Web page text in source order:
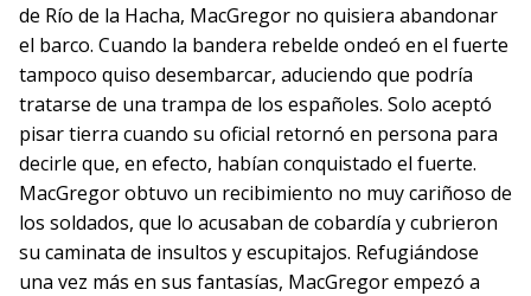
de Río de la Hacha, MacGregor no quisiera abandonar
el barco. Cuando la bandera rebelde ondeó en el fuerte
tampoco quiso desembarcar, aduciendo que podría
tratarse de una trampa de los españoles. Solo aceptó
pisar tierra cuando su oficial retornó en persona para
decirle que, en efecto, habían conquistado el fuerte.
MacGregor obtuvo un recibimiento no muy cariñoso de
los soldados, que lo acusaban de cobardía y cubrieron
su caminata de insultos y escupitajos. Refugiándose
una vez más en sus fantasías, MacGregor empezó a